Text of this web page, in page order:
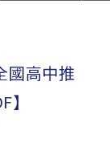
國高中推